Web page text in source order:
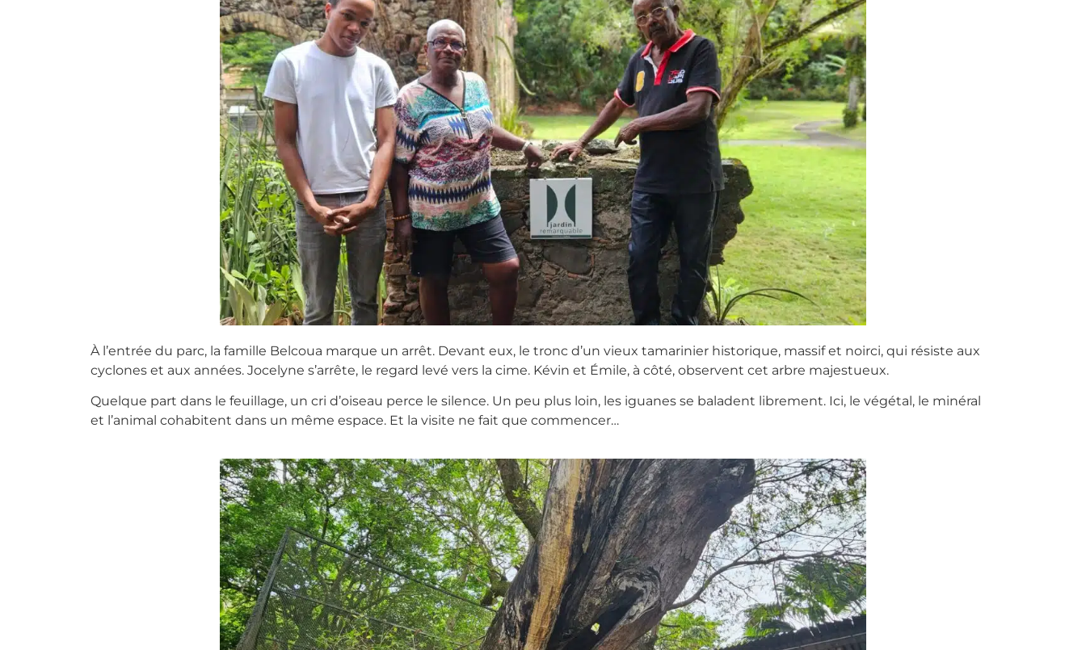
À l’entrée du parc, la famille Belcoua marque un arrêt. Devant eux, le tronc d’un vieux tamarinier historique, massif et noirci, qui résiste aux
cyclones et aux années. Jocelyne s’arrête, le regard levé vers la cime. Kévin et Émile, à côté, observent cet arbre majestueux.
Quelque part dans le feuillage, un cri d’oiseau perce le silence. Un peu plus loin, les iguanes se baladent librement. Ici, le végétal, le minéral
et l’animal cohabitent dans un même espace. Et la visite ne fait que commencer…